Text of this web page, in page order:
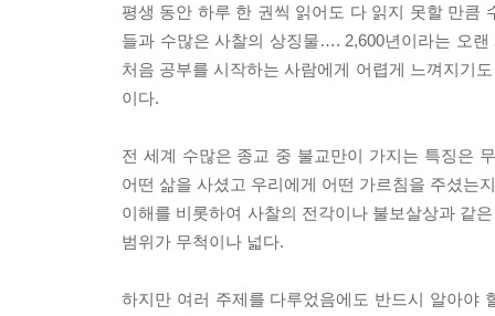
평생 동안 하루 한 권씩 읽어도 다 읽지 못할 만큼
들과 수많은 사찰의 상징물…. 2,600년이라는 오
처음 공부를 시작하는 사람에게 어렵게 느껴지기
이다.
전 세계 수많은 종교 중 불교만이 가지는 특징은
어떤 삶을 사셨고 우리에게 어떤 가르침을 주셨는
이해를 비롯하여 사찰의 전각이나 불보살상과 같
범위가 무척이나 넓다.
하지만 여러 주제를 다루었음에도 반드시 알아야